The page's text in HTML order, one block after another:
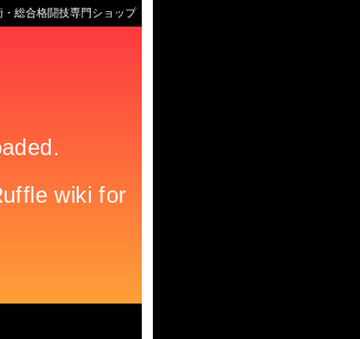
総合格闘技専門ショップ